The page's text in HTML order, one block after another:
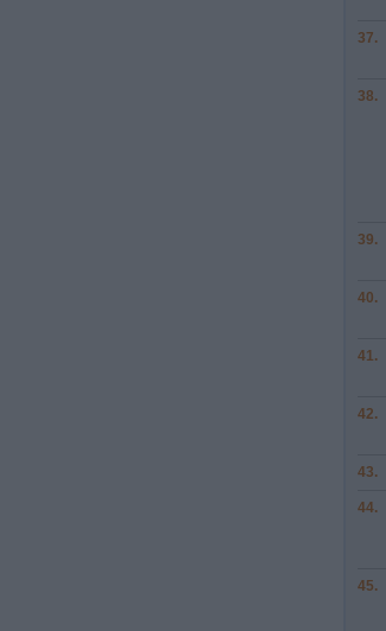
37.
38.
39.
40.
41.
42.
43.
44.
45.